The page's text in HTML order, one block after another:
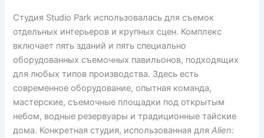
Студия Studio Park использовалась для съемок
отдельных интерьеров и крупных сцен. Комплекс
включает пять зданий и пять специально
оборудованных съемочных павильонов, подходящих
для любых типов производства. Здесь есть
современное оборудование, опытная команда,
мастерские, съемочные площадки под открытым
небом, водные резервуары и традиционные тайские
дома. Конкретная студия, использованная дляAlien: